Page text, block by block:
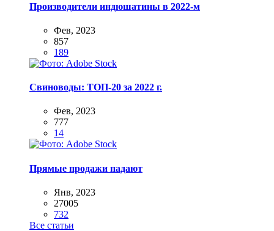
Производители индюшатины в 2022-м
Фев, 2023
857
189
Свиноводы: ТОП-20 за 2022 г.
Фев, 2023
777
14
Прямые продажи падают
Янв, 2023
27005
732
Все статьи